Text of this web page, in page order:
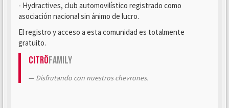
- Hydractives, club automovilístico registrado como
asociación nacional sin ánimo de lucro.
El registro y acceso a esta comunidad es totalmente
gratuito.
CitröFamily
Disfrutando con nuestros chevrones.